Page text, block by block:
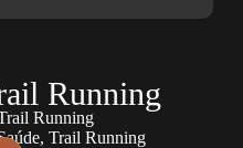
Running
Running
, Trail Running